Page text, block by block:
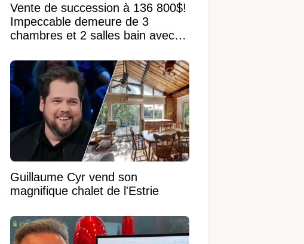
Vente de succession à 136 800$!
Impeccable demeure de 3
chambres et 2 salles bain avec
Guillaume Cyr vend son
magnifique chalet de l'Estrie